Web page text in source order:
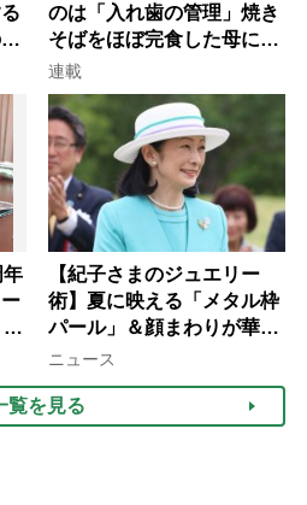
のは「入れ歯の管理」焼き
そばをほぼ完食した母に息
子が血の気が引いた理由
連載
年
【紀子さまのジュエリー
術】夏に映える「メタル枠
パール」＆顔まわりが華や
ぐ「揺れる一粒」の使い分
ニュース
覧を見る